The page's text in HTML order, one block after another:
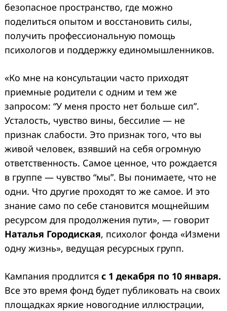
безопасное пространство, где можно
поделиться опытом и восстановить силы,
получить профессиональную помощь
психологов и поддержку единомышленников.
«Ко мне на консультации часто приходят
приемные родители с одним и тем же
запросом: “У меня просто нет больше сил”.
Усталость, чувство вины, бессилие — не
признак слабости. Это признак того, что вы
живой человек, взявший на себя огромную
ответственность. Самое ценное, что рождается
в группе — чувство “мы”. Вы понимаете, что не
одни. Что другие проходят то же самое. И это
знание само по себе становится мощнейшим
ресурсом для продолжения пути», — говорит
Наталья Городиская, психолог фонда «Измени
одну жизнь», ведущая ресурсных групп.
Кампания продлится с 1 декабря по 10 января.
Все это время фонд будет публиковать на своих
площадках яркие новогодние иллюстрации,